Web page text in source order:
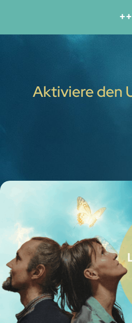
Aktiviere den